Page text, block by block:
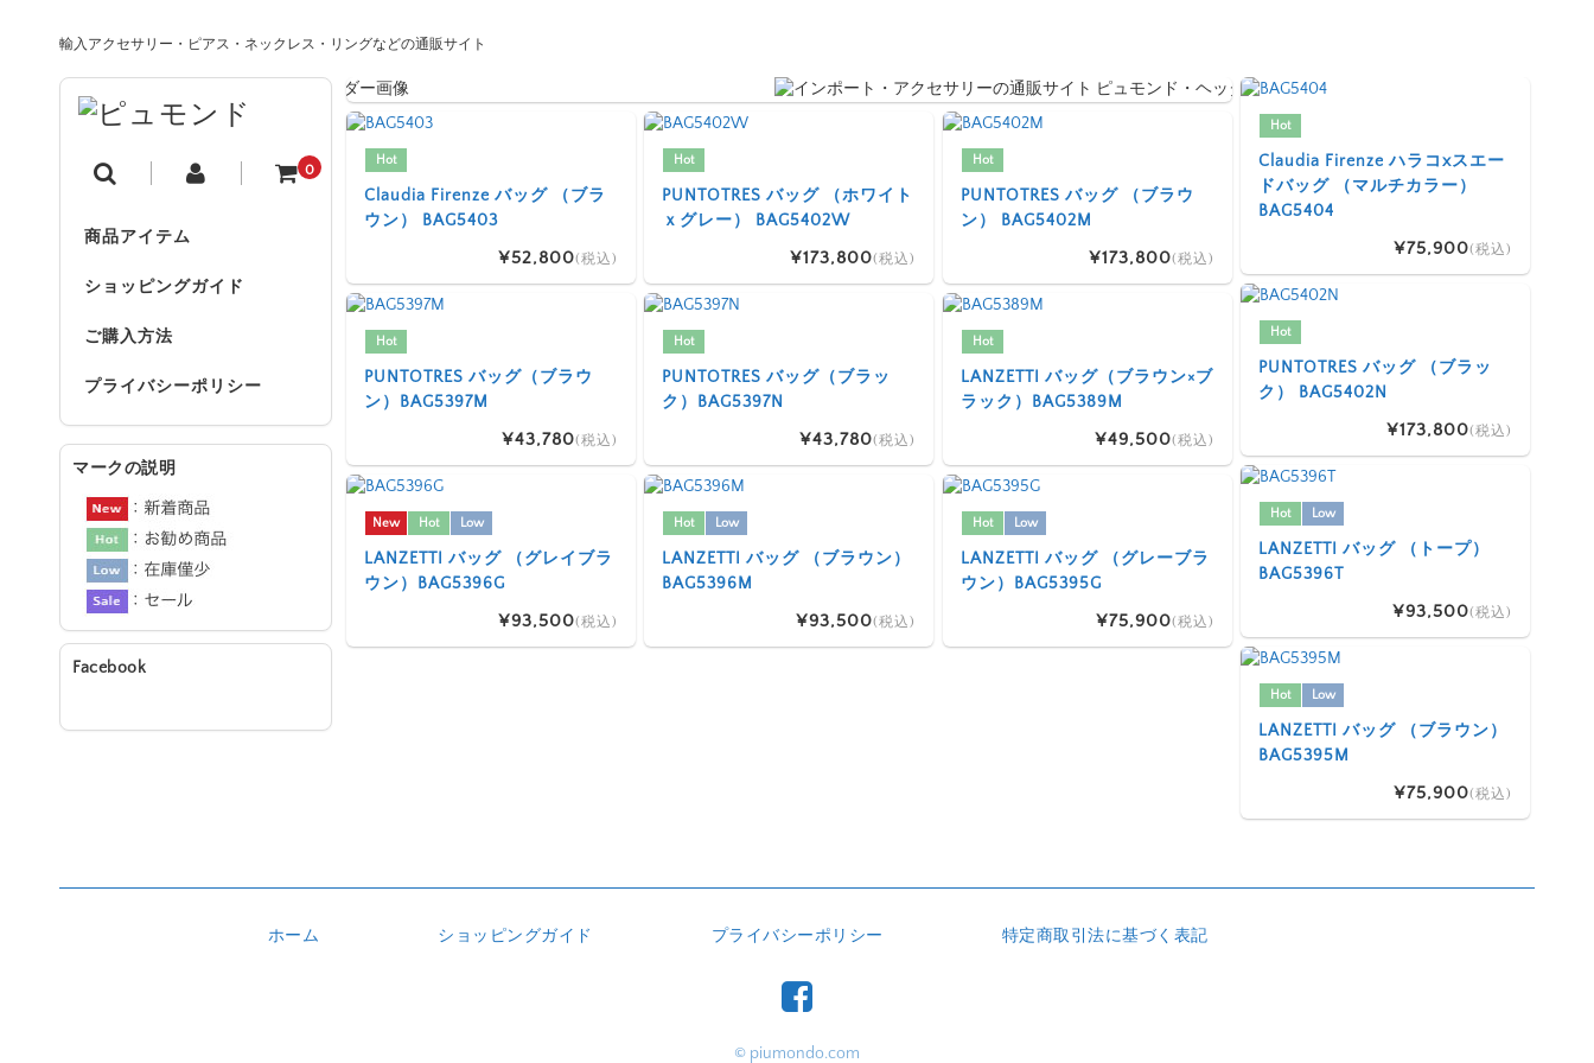
輸入アクセサリー・ピアス・ネックレス・リングなどの通販サイト
0
商品アイテム
ショッピングガイド
ご購入方法
プライバシーポリシー
Hot
Claudia Firenze ハラコxスエー
ドバッグ （マルチカラー）
BAG5404
¥75,900(税込)
Hot
Claudia Firenze バッグ （ブラ
ウン） BAG5403
¥52,800(税込)
Hot
PUNTOTRES バッグ （ホワイト
ｘグレー） BAG5402W
¥173,800(税込)
Hot
PUNTOTRES バッグ （ブラウ
ン） BAG5402M
¥173,800(税込)
Hot
PUNTOTRES バッグ （ブラッ
ク） BAG5402N
¥173,800(税込)
Hot
PUNTOTRES バッグ（ブラウ
ン）BAG5397M
¥43,780(税込)
Hot
PUNTOTRES バッグ（ブラッ
ク）BAG5397N
¥43,780(税込)
Hot
LANZETTI バッグ（ブラウン×ブ
ラック）BAG5389M
¥49,500(税込)
Hot Low
LANZETTI バッグ （トープ）
BAG5396T
¥93,500(税込)
New Hot Low
LANZETTI バッグ （グレイブラ
ウン）BAG5396G
¥93,500(税込)
Hot Low
LANZETTI バッグ （ブラウン）
BAG5396M
¥93,500(税込)
Hot Low
LANZETTI バッグ （グレーブラ
ウン）BAG5395G
¥75,900(税込)
Hot Low
LANZETTI バッグ （ブラウン）
BAG5395M
¥75,900(税込)
マークの説明
Facebook
ホーム ショッピングガイド プライバシーポリシー 特定商取引法に基づく表記
© piumondo.com